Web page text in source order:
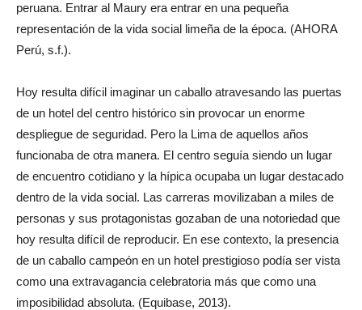
peruana. Entrar al Maury era entrar en una pequeña
representación de la vida social limeña de la época. (AHORA
Perú, s.f.).
Hoy resulta difícil imaginar un caballo atravesando las puertas
de un hotel del centro histórico sin provocar un enorme
despliegue de seguridad. Pero la Lima de aquellos años
funcionaba de otra manera. El centro seguía siendo un lugar
de encuentro cotidiano y la hípica ocupaba un lugar destacado
dentro de la vida social. Las carreras movilizaban a miles de
personas y sus protagonistas gozaban de una notoriedad que
hoy resulta difícil de reproducir. En ese contexto, la presencia
de un caballo campeón en un hotel prestigioso podía ser vista
como una extravagancia celebratoria más que como una
imposibilidad absoluta. (Equibase, 2013).